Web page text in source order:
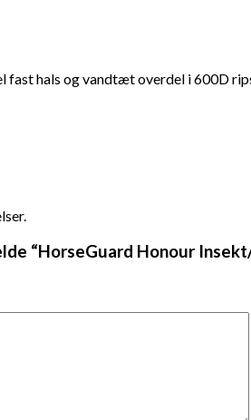
fast hals og vandtæt overdel i 600D
“HorseGuard Honour